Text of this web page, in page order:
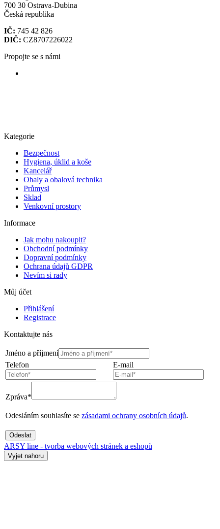
700 30 Ostrava-Dubina
Česká republika
IČ: 745 42 826
DIČ: CZ8707226022
Propojte se s námi
Kategorie
Bezpečnost
Hygiena, úklid a koše
Kancelář
Obaly a obalová technika
Průmysl
Sklad
Venkovní prostory
Informace
Jak mohu nakoupit?
Obchodní podmínky
Dopravní podmínky
Ochrana údajů GDPR
Nevím si rady
Můj účet
Přihlášení
Registrace
Kontaktujte nás
Jméno a příjmení
Telefon
E-mail
Zpráva*
Odesláním souhlasíte se zásadami ochrany osobních údajů.
Odeslat
ARSY line - tvorba webových stránek a eshopů
Vyjet nahoru